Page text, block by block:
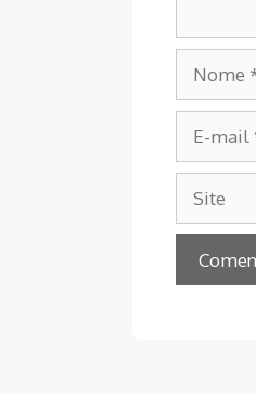
mail